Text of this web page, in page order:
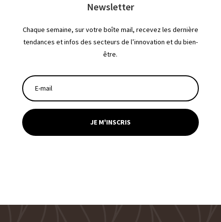
Newsletter
Chaque semaine, sur votre boîte mail, recevez les dernière
tendances et infos des secteurs de l’innovation et du bien-
être.
JE M'INSCRIS